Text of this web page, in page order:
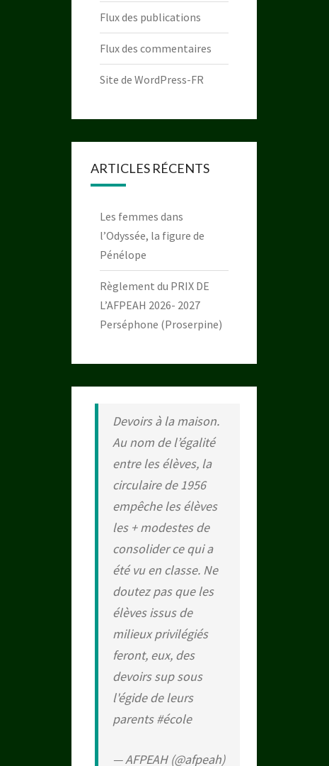
Flux des publications
Flux des commentaires
Site de WordPress-FR
ARTICLES RÉCENTS
Les femmes dans
l’Odyssée, la figure de
Pénélope
Règlement du PRIX DE
L’AFPEAH 2026- 2027
Perséphone (Proserpine)
Devoirs à la maison.
Au nom de l’égalité
entre les élèves, la
circulaire de 1956
empêche les élèves
les + modestes de
consolider ce qui a
été vu en classe. Ne
doutez pas que les
élèves issus de
milieux privilégiés
feront, eux, des
devoirs sup sous
l'égide de leurs
parents#école
— AFPEAH (@afpeah)